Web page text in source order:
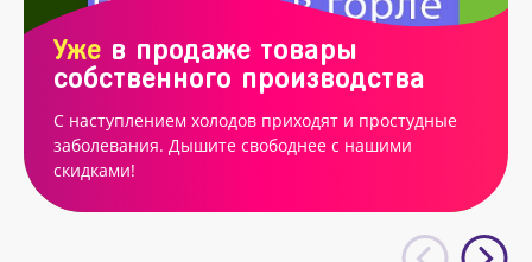
Уже в продаже товары
собственного производства
С наступлением холодов приходят и простудные
заболевания. Дышите свободнее с нашими
скидками!